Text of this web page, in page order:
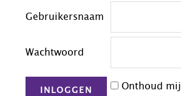
Gebruikersnaam
Wachtwoord
Onthoud mij